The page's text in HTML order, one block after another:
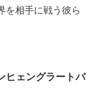
を相手に戦う彼ら
ヒェングラートバ